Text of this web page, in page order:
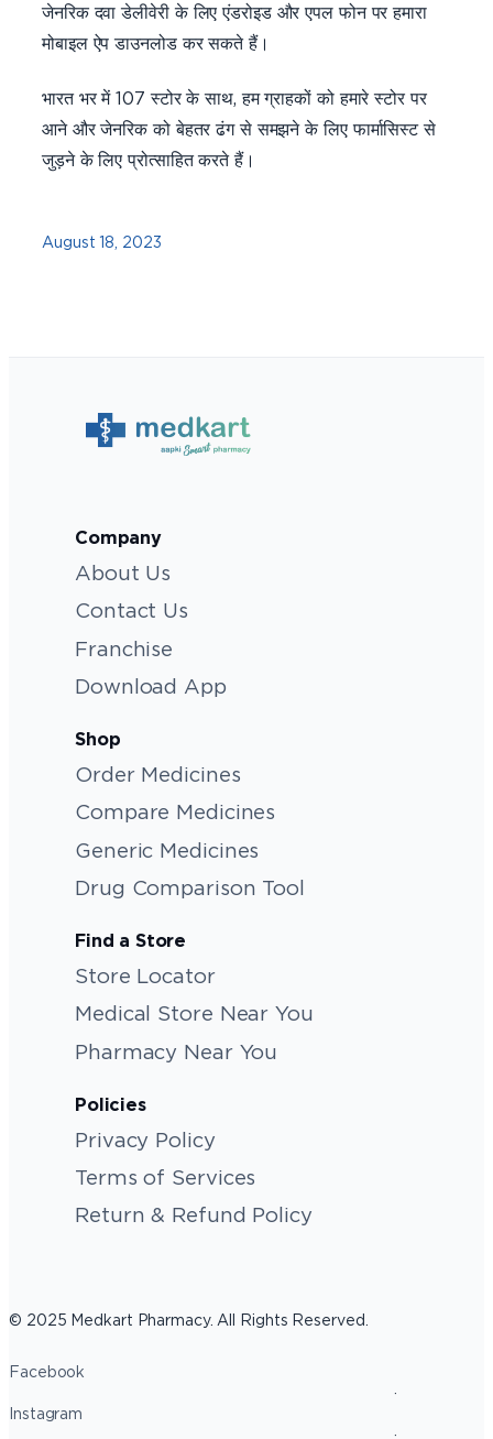
जेनरिक दवा डेलीवेरी के लिए एंडरोइड और एपल फोन पर हमारा
मोबाइल ऐप डाउनलोड कर सकते हैं।
भारत भर में 107 स्टोर के साथ, हम ग्राहकों को हमारे स्टोर पर
आने और जेनरिक को बेहतर ढंग से समझने के लिए फार्मासिस्ट से
जुड़ने के लिए प्रोत्साहित करते हैं।
August 18, 2023
Company
About Us
Contact Us
Franchise
Download App
Shop
Order Medicines
Compare Medicines
Generic Medicines
Drug Comparison Tool
Find a Store
Store Locator
Medical Store Near You
Pharmacy Near You
Policies
Privacy Policy
Terms of Services
Return & Refund Policy
© 2025 Medkart Pharmacy. All Rights Reserved.
Facebook
Instagram